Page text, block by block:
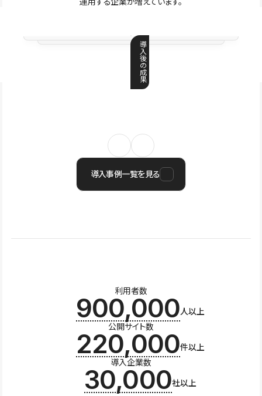
導
入
後
の
成
果
導入事例一覧を見る
利用者数
900,000人以上
公開サイト数
220,000件以上
導入企業数
30,000社以上